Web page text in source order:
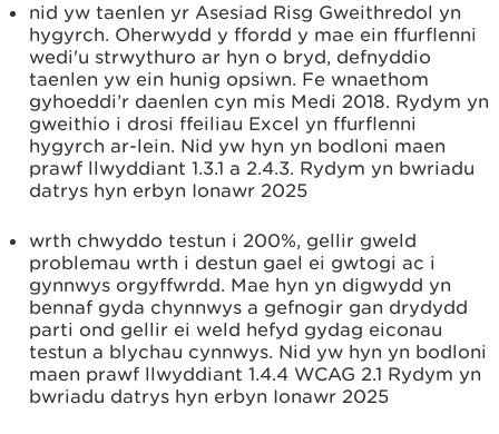
nid yw taenlen yr Asesiad Risg Gweithredol yn
hygyrch. Oherwydd y ffordd y mae ein ffurflenni
wedi'u strwythuro ar hyn o bryd, defnyddio
taenlen yw ein hunig opsiwn. Fe wnaethom
gyhoeddi’r daenlen cyn mis Medi 2018. Rydym yn
gweithio i drosi ffeiliau Excel yn ffurflenni
hygyrch ar-lein. Nid yw hyn yn bodloni maen
prawf llwyddiant 1.3.1 a 2.4.3. Rydym yn bwriadu
datrys hyn erbyn Ionawr 2025
wrth chwyddo testun i 200%, gellir gweld
problemau wrth i destun gael ei gwtogi ac i
gynnwys orgyffwrdd. Mae hyn yn digwydd yn
bennaf gyda chynnwys a gefnogir gan drydydd
parti ond gellir ei weld hefyd gydag eiconau
testun a blychau cynnwys. Nid yw hyn yn bodloni
maen prawf llwyddiant 1.4.4 WCAG 2.1 Rydym yn
bwriadu datrys hyn erbyn Ionawr 2025